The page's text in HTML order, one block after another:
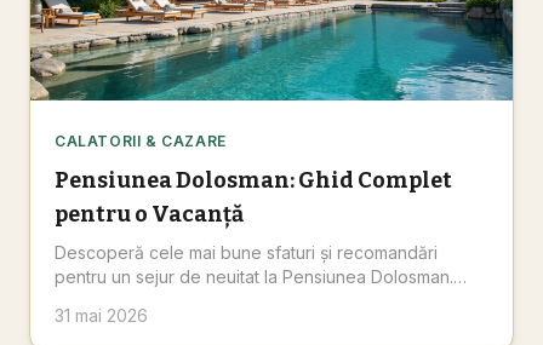
CALATORII & CAZARE
Pensiunea Dolosman: Ghid Complet
pentru o Vacanță
Descoperă cele mai bune sfaturi și recomandări
pentru un sejur de neuitat la Pensiunea Dolosman.
Dunării
31 mai 2026